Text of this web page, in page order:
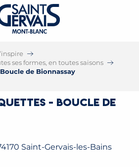
ses formes, en toutes saisons
de Bionnassay
- Boucle de
Saint-Gervais-les-Bains